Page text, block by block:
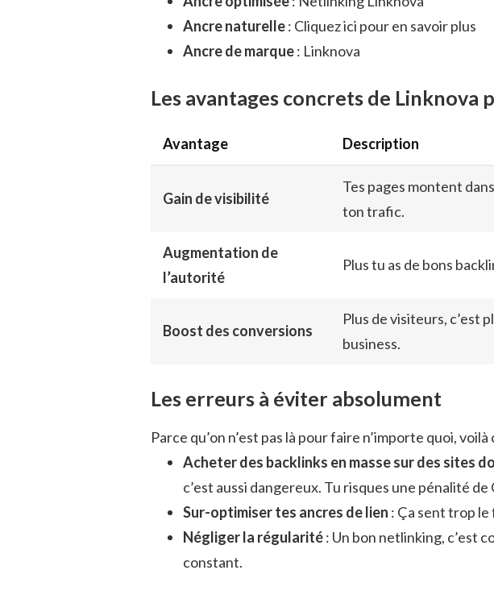
Ancre naturelle: Cliquez ici pour en savoir plus
Ancre de marque: Linknova
Les avantages concrets de Linknova
Avantage Description
Gain de visibilité
Tes pages montent
ton trafic.
Augmentation de
l’autorité
Plus tu as de bons
Boost des conversions
Plus de visiteurs, c’est
business.
Les erreurs à éviter absolument
Parce qu’on n’est pas là pour faire n’importe quoi,
Acheter des backlinks en masse sur des sites
c’est aussi dangereux. Tu risques une pénalité de
Sur-optimiser tes ancres de lien : Ça sent trop
Négliger la régularité: Un bon netlinking, c’est
constant.